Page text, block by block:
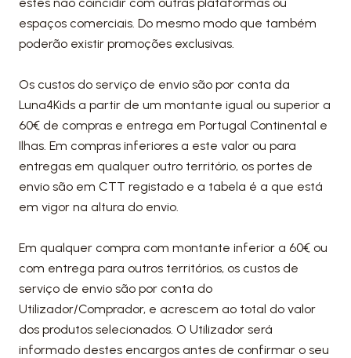
espaços comerciais. Do mesmo modo que também
poderão existir promoções exclusivas.
Os custos do serviço de envio são por conta da
Luna4Kids a partir de um montante igual ou superior a
60€ de compras e entrega em Portugal Continental e
Ilhas. Em compras inferiores a este valor ou para
entregas em qualquer outro território, os portes de
envio são em CTT registado e a tabela é a que está
em vigor na altura do envio.
Em qualquer compra com montante inferior a 60€ ou
com entrega para outros territórios, os custos de
serviço de envio são por conta do
Utilizador/Comprador, e acrescem ao total do valor
dos produtos selecionados. O Utilizador será
informado destes encargos antes de confirmar o seu